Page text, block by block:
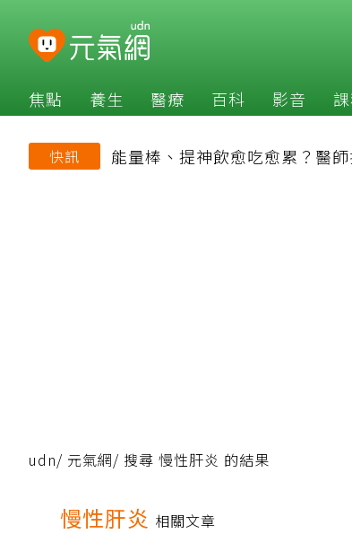
焦點 養生 醫療 百科 影音
快訊 能量棒、提神飲愈吃愈累？醫
udn/ 元氣網/ 搜尋 慢性肝炎 的結果
慢性肝炎 相關文章